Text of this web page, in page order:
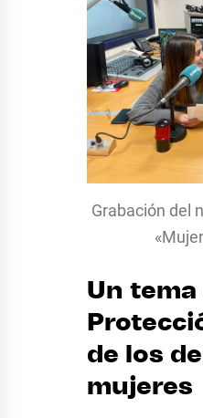
Grabación del
Un tema
de los
mujeres